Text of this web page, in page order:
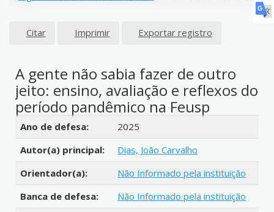
Citar Imprimir Exportar registro
A gente não sabia fazer de outro
jeito: ensino, avaliação e reflexos do
período pandêmico na Feusp
Detalhes bibliográficos
Ano de defesa:
2025
Autor(a) principal:
Dias, João Carvalho
Orientador(a):
Não Informado pela instituição
Banca de defesa:
Não Informado pela instituição